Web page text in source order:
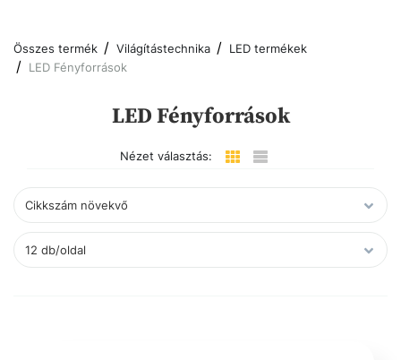
Összes termék Világítástechnika
LED termékek
LED Fényforrások
LED Fényforrások
Nézet választás: